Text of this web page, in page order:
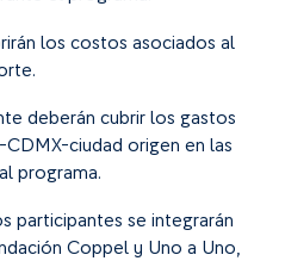
los costos asociados al
deberán cubrir los gastos
ciudad origen en las
programa.
participantes se integrarán
Coppel y Uno a Uno,